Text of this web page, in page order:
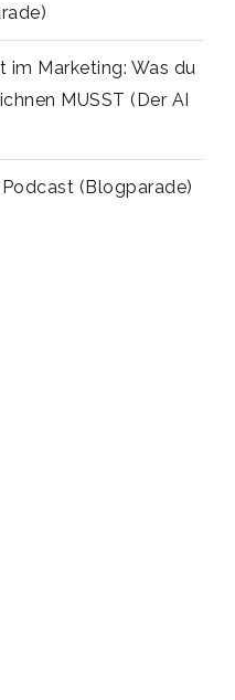
im Marketing: Was du
MUSST (Der AI
(Blogparade)